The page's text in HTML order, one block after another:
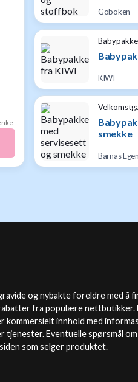
Goboken
Babypakke
KIWI
smekke
Barnas
og nybakte foreldre med å
fra populære nettbutikker.
kommersielt innhold med
tjenester. Eventuelle spørsmål
som selger produktet.